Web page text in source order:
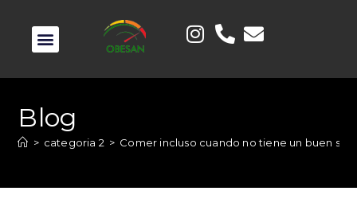
Blog
> categoria 2 > Comer incluso cuando no tiene un buen